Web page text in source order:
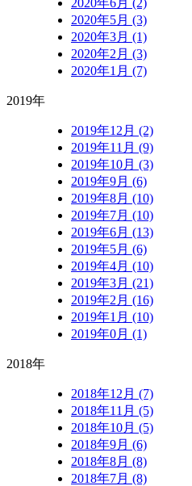
2020年6月 (2)
2020年5月 (3)
2020年3月 (1)
2020年2月 (3)
2020年1月 (7)
2019年
2019年12月 (2)
2019年11月 (9)
2019年10月 (3)
2019年9月 (6)
2019年8月 (10)
2019年7月 (10)
2019年6月 (13)
2019年5月 (6)
2019年4月 (10)
2019年3月 (21)
2019年2月 (16)
2019年1月 (10)
2019年0月 (1)
2018年
2018年12月 (7)
2018年11月 (5)
2018年10月 (5)
2018年9月 (6)
2018年8月 (8)
2018年7月 (8)